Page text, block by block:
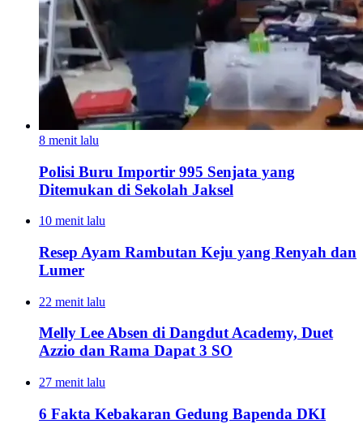
8 menit lalu
Polisi Buru Importir 995 Senjata yang
Ditemukan di Sekolah Jaksel
10 menit lalu
Resep Ayam Rambutan Keju yang Renyah dan
Lumer
22 menit lalu
Melly Lee Absen di Dangdut Academy, Duet
Azzio dan Rama Dapat 3 SO
27 menit lalu
6 Fakta Kebakaran Gedung Bapenda DKI